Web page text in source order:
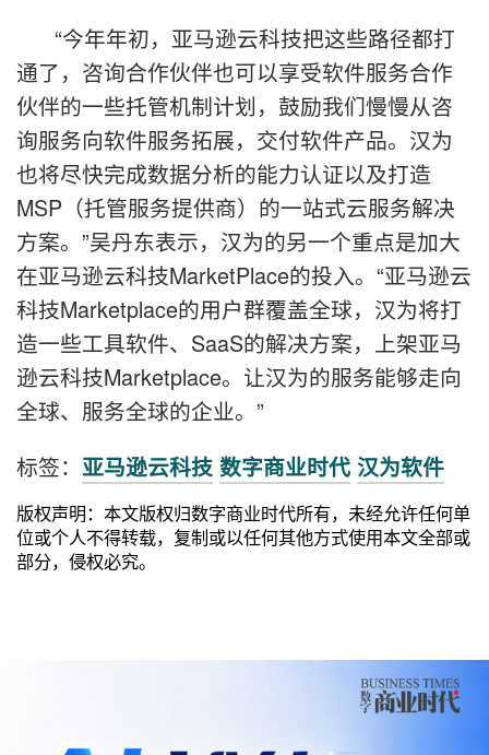
“今年年初，亚马逊云科技把这些路径都打
通了，咨询合作伙伴也可以享受软件服务合作
伙伴的一些托管机制计划，鼓励我们慢慢从咨
询服务向软件服务拓展，交付软件产品。汉为
也将尽快完成数据分析的能力认证以及打造
MSP（托管服务提供商）的一站式云服务解决
方案。”吴丹东表示，汉为的另一个重点是加大
在亚马逊云科技MarketPlace的投入。“亚马逊云
科技Marketplace的用户群覆盖全球，汉为将打
造一些工具软件、SaaS的解决方案，上架亚马
逊云科技Marketplace。让汉为的服务能够走向
全球、服务全球的企业。”
标签： 亚马逊云科技 数字商业时代 汉为软件
版权声明：本文版权归数字商业时代所有，未经允许任何单
位或个人不得转载，复制或以任何其他方式使用本文全部或
部分，侵权必究。